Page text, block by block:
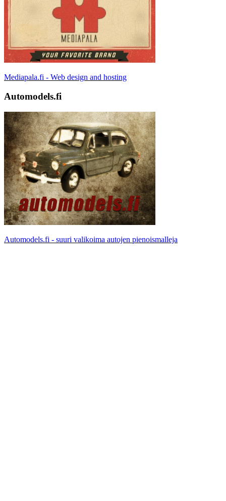
Mediapala.fi - Web design and hosting
Automodels.fi
Automodels.fi - suuri valikoima autojen pienoismalleja